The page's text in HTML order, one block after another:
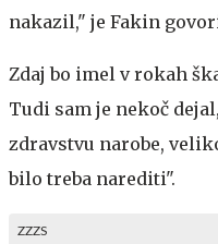
nakazil," je Fakin
Zdaj bo imel v rokah
Tudi sam je nekoč
zdravstvu narobe,
bilo treba narediti".
ZZZS